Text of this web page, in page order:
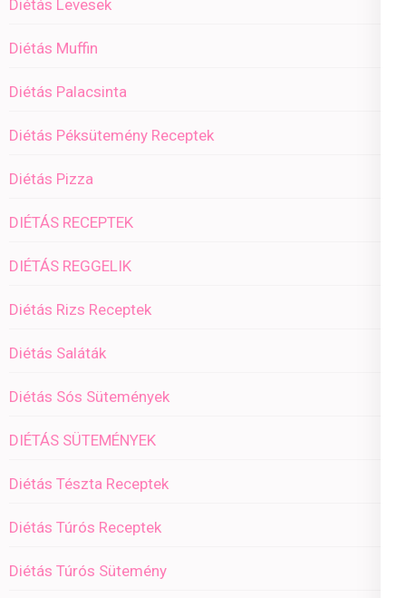
Diétás Levesek
Diétás Muffin
Diétás Palacsinta
Diétás Péksütemény Receptek
Diétás Pizza
DIÉTÁS RECEPTEK
DIÉTÁS REGGELIK
Diétás Rizs Receptek
Diétás Saláták
Diétás Sós Sütemények
DIÉTÁS SÜTEMÉNYEK
Diétás Tészta Receptek
Diétás Túrós Receptek
Diétás Túrós Sütemény